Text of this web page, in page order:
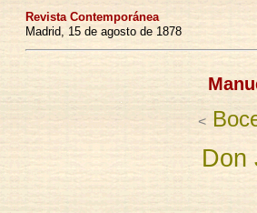
Revista Contemporánea
Madrid, 15 de agosto de 1878
<
Don